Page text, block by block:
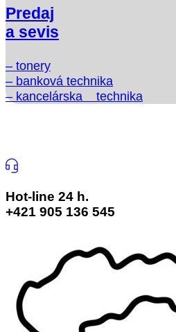
Predaj
a sevis
– tonery
– banková technika
– kancelárska technika
Hot-line 24 h.
+421 905 136 545